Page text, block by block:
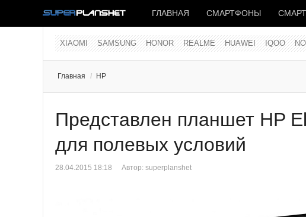
ГЛАВНАЯ СМАРТФОНЫ
XIAOMI SAMSUNG HONOR REALME HUAWEI IQOO
Главная / HP
Представлен планшет HP
для полевых условий
28.04.2015 18:18 Автор: superplanshet